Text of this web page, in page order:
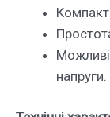
напруги.